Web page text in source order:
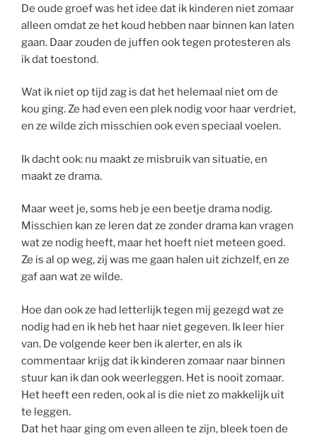
De oude groef was het idee dat ik kinderen niet zomaar
alleen omdat ze het koud hebben naar binnen kan laten
gaan. Daar zouden de juffen ook tegen protesteren als
ik dat toestond.
Wat ik niet op tijd zag is dat het helemaal niet om de
kou ging. Ze had even een plek nodig voor haar verdriet,
en ze wilde zich misschien ook even speciaal voelen.
Ik dacht ook: nu maakt ze misbruik van situatie, en
maakt ze drama.
Maar weet je, soms heb je een beetje drama nodig.
Misschien kan ze leren dat ze zonder drama kan vragen
wat ze nodig heeft, maar het hoeft niet meteen goed.
Ze is al op weg, zij was me gaan halen uit zichzelf, en ze
gaf aan wat ze wilde.
Hoe dan ook ze had letterlijk tegen mij gezegd wat ze
nodig had en ik heb het haar niet gegeven. Ik leer hier
van. De volgende keer ben ik alerter, en als ik
commentaar krijg dat ik kinderen zomaar naar binnen
stuur kan ik dan ook weerleggen. Het is nooit zomaar.
Het heeft een reden, ook al is die niet zo makkelijk uit
te leggen.
Dat het haar ging om even alleen te zijn, bleek toen de